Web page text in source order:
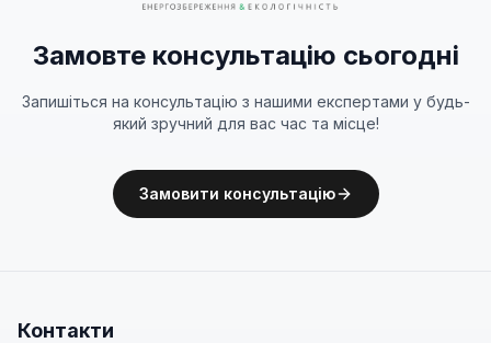
Замовте консультацію сьогодні
Запишіться на консультацію з нашими експертами у будь-
який зручний для вас час та місце!
Замовити консультацію
Контакти